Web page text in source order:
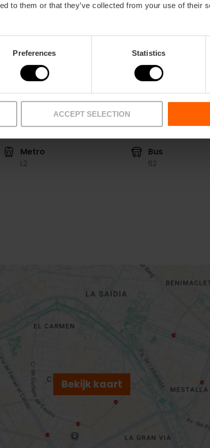
to them or that they’ve collected from your use of their
Preferences Statistics
ACCEPT SELECTION
Tickets
Toeschouwer: € 15.
Metro
L2
Bus
62
Bekijk kaart